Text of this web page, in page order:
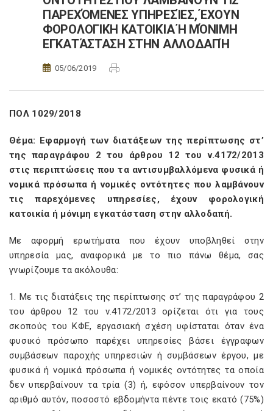
ΠΑΡΕΧΌΜΕΝΕΣ ΥΠΗΡΕΣΊΕΣ, ΈΧΟΥΝ
ΦΟΡΟΛΟΓΙΚΉ ΚΑΤΟΙΚΊΑ Ή ΜΌΝΙΜΗ
ΕΓΚΑΤΆΣΤΑΣΗ ΣΤΗΝ ΑΛΛΟΔΑΠΉ
05/06/2019
ΠΟΛ 1029/2018
Θέμα: Εφαρμογή των διατάξεων της περίπτωσης στ’
της παραγράφου 2 του άρθρου 12 του ν.4172/2013
στις περιπτώσεις που τα αντισυμβαλλόμενα φυσικά ή
νομικά πρόσωπα ή νομικές οντότητες που λαμβάνουν
τις παρεχόμενες υπηρεσίες, έχουν φορολογική
κατοικία ή μόνιμη εγκατάσταση στην αλλοδαπή.
Με αφορμή ερωτήματα που έχουν υποβληθεί στην
υπηρεσία μας, αναφορικά με το πιο πάνω θέμα, σας
γνωρίζουμε τα ακόλουθα:
1. Με τις διατάξεις της περίπτωσης στ’ της παραγράφου 2
του άρθρου 12 του ν.4172/2013 ορίζεται ότι για τους
σκοπούς του ΚΦΕ, εργασιακή σχέση υφίσταται όταν ένα
φυσικό πρόσωπο παρέχει υπηρεσίες βάσει έγγραφων
συμβάσεων παροχής υπηρεσιών ή συμβάσεων έργου, με
φυσικά ή νομικά πρόσωπα ή νομικές οντότητες τα οποία
δεν υπερβαίνουν τα τρία (3) ή, εφόσον υπερβαίνουν τον
αριθμό αυτόν, ποσοστό εβδομήντα πέντε τοις εκατό (75%)